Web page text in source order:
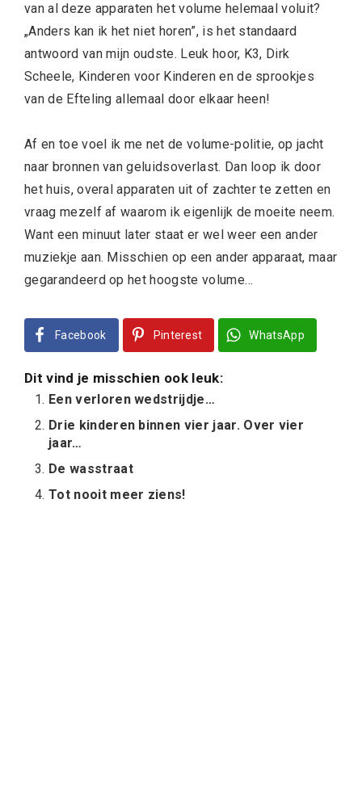
van al deze apparaten het volume helemaal voluit?
„Anders kan ik het niet horen”, is het standaard
antwoord van mijn oudste. Leuk hoor, K3, Dirk
Scheele, Kinderen voor Kinderen en de sprookjes
van de Efteling allemaal door elkaar heen!
Af en toe voel ik me net de volume-politie, op jacht
naar bronnen van geluidsoverlast. Dan loop ik door
het huis, overal apparaten uit of zachter te zetten en
vraag mezelf af waarom ik eigenlijk de moeite neem.
Want een minuut later staat er wel weer een ander
muziekje aan. Misschien op een ander apparaat, maar
gegarandeerd op het hoogste volume…
Facebook Pinterest WhatsApp
Dit vind je misschien ook leuk:
Een verloren wedstrijdje…
Drie kinderen binnen vier jaar. Over vier
jaar…
De wasstraat
Tot nooit meer ziens!